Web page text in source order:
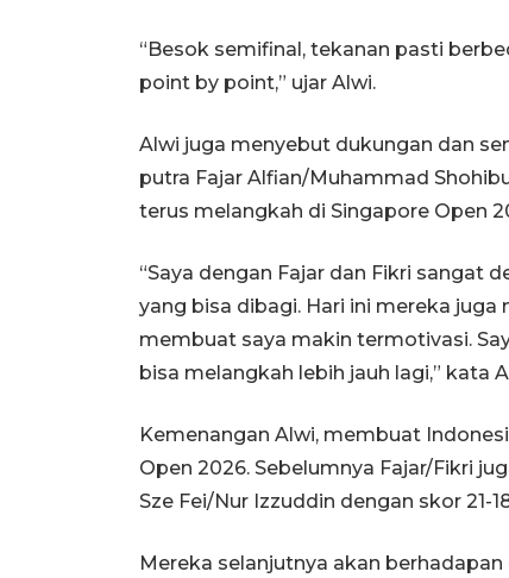
“Besok semifinal, tekanan pasti
point by point,” ujar Alwi.
Alwi juga menyebut dukungan dan
putra Fajar Alfian/Muhammad
terus melangkah di Singapore Open
“Saya dengan Fajar dan Fikri sangat
yang bisa dibagi. Hari ini mereka
membuat saya makin termotivasi.
bisa melangkah lebih jauh lagi,” kata
Kemenangan Alwi, membuat
Open 2026. Sebelumnya Fajar/Fikri
Sze Fei/Nur Izzuddin dengan skor 21-18,
Mereka selanjutnya akan